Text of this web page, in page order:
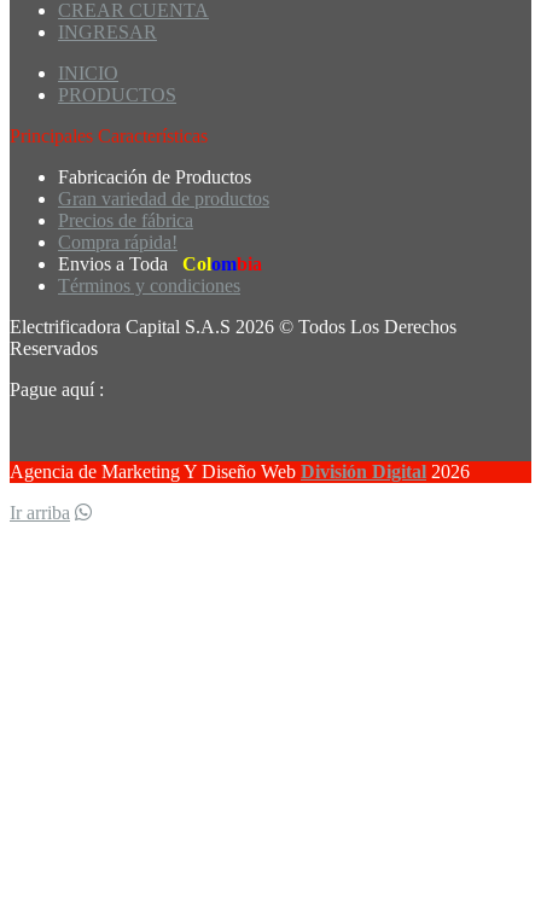
CREAR CUENTA
INGRESAR
INICIO
PRODUCTOS
Principales Características
Fabricación de Productos
Gran variedad de productos
Precios de fábrica
Compra rápida!
Envios a Toda
Colombia
Términos y condiciones
Electrificadora Capital S.A.S 2026 © Todos Los Derechos
Reservados
Pague aquí :
Agencia de Marketing Y Diseño Web División Digital 2026
Ir arriba